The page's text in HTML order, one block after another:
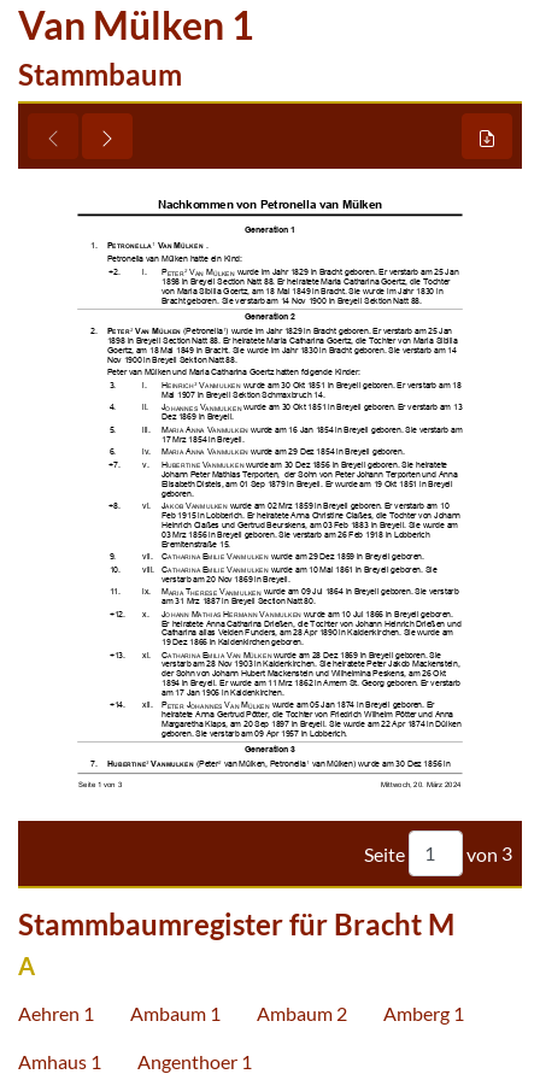
Van Mülken 1
Stammbaum
       


      

      




      





   


    
     

      


   




   





     
     


      

        


       





        






Seite von 3
Stammbaumregister für Bracht M
A
Aehren 1 Ambaum 1 Ambaum 2 Amberg 1
Amhaus 1 Angenthoer 1